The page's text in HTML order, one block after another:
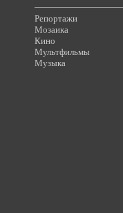
Репортажи
Мозаика
Кино
Мультфильмы
Музыка